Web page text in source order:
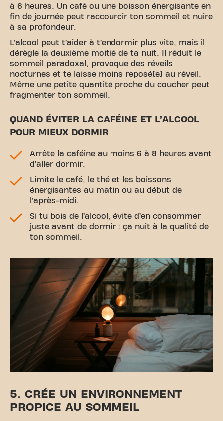
à 6 heures. Un café ou une boisson énergisante en
fin de journée peut raccourcir ton sommeil et nuire
à sa profondeur.
L’alcool peut t’aider à t’endormir plus vite, mais il
dérègle la deuxième moitié de ta nuit. Il réduit le
sommeil paradoxal, provoque des réveils
nocturnes et te laisse moins reposé(e) au réveil.
Même une petite quantité proche du coucher peut
fragmenter ton sommeil.
QUAND ÉVITER LA CAFÉINE ET L’ALCOOL
POUR MIEUX DORMIR
Arrête la caféine au moins 6 à 8 heures avant
d’aller dormir.
Limite le café, le thé et les boissons
énergisantes au matin ou au début de
l’après-midi.
Si tu bois de l’alcool, évite d’en consommer
juste avant de dormir : ça nuit à la qualité de
ton sommeil.
5. CRÉE UN ENVIRONNEMENT
PROPICE AU SOMMEIL